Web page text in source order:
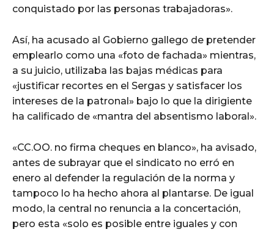
conquistado por las personas trabajadoras».
Así, ha acusado al Gobierno gallego de pretender
emplearlo como una «foto de fachada» mientras,
a su juicio, utilizaba las bajas médicas para
«justificar recortes en el Sergas y satisfacer los
intereses de la patronal» bajo lo que la dirigiente
ha calificado de «mantra del absentismo laboral».
«CC.OO. no firma cheques en blanco», ha avisado,
antes de subrayar que el sindicato no erró en
enero al defender la regulación de la norma y
tampoco lo ha hecho ahora al plantarse. De igual
modo, la central no renuncia a la concertación,
pero esta «solo es posible entre iguales y con